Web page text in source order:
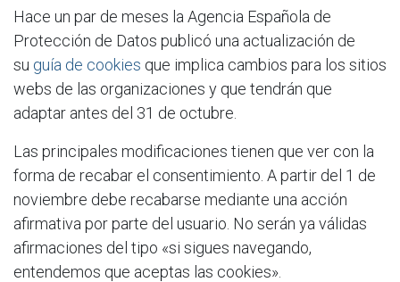
Hace un par de meses la Agencia Española de
Protección de Datos publicó una actualización de
su guía de cookies que implica cambios para los sitios
webs de las organizaciones y que tendrán que
adaptar antes del 31 de octubre.
Las principales modificaciones tienen que ver con la
forma de recabar el consentimiento. A partir del 1 de
noviembre debe recabarse mediante una acción
afirmativa por parte del usuario. No serán ya válidas
afirmaciones del tipo «si sigues navegando,
entendemos que aceptas las cookies».